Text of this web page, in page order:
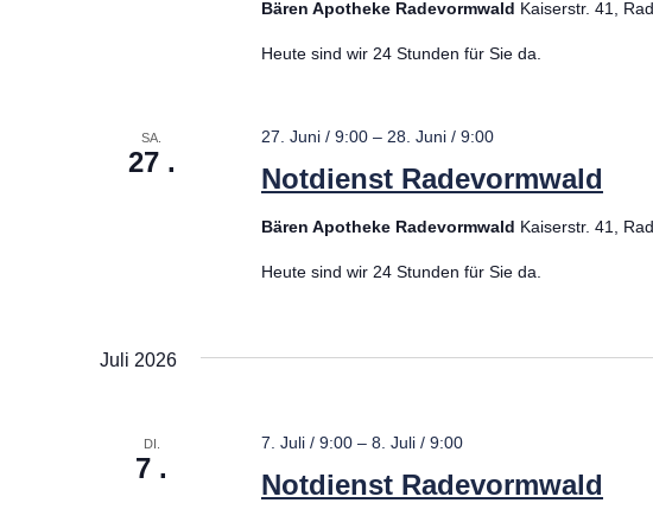
Bären Apotheke Radevormwald Kaiserstr. 41,
Heute sind wir 24 Stunden für Sie da.
SA.
27
Notdienst Radevormwald
27. Juni / 9:00– 28. Juni / 9:00
Bären Apotheke Radevormwald Kaiserstr. 41,
Heute sind wir 24 Stunden für Sie da.
Juli 2026
DI.
7
Notdienst Radevormwald
7. Juli / 9:00– 8. Juli / 9:00